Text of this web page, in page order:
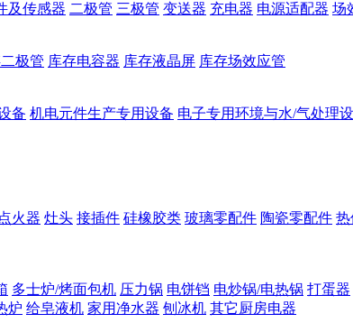
及传感器 二极管 三极管 变送器 充电器 电源适配器 场
极管 库存电容器 库存液晶屏 库存场效应管
备 机电元件生产专用设备 电子专用环境与水/气处理
点火器 灶头 接插件 硅橡胶类 玻璃零配件 陶瓷零配件 热
多士炉/烤面包机 压力锅 电饼铛 电炒锅/电热锅 打蛋器
炉 给皂液机 家用净水器 刨冰机 其它厨房电器